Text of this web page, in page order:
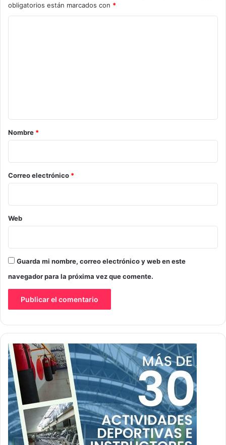
obligatorios están marcados con *
r
o
*
Nombre *
Correo electrónico *
Web
Guarda mi nombre, correo electrónico y web en este
navegador para la próxima vez que comente.